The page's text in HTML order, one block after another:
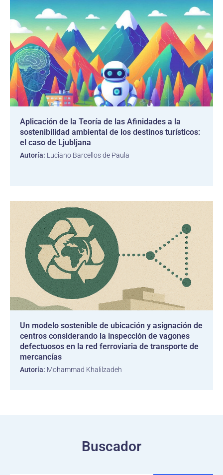
Aplicación de la Teoría de las Afinidades a la
sostenibilidad ambiental de los destinos turísticos:
el caso de Ljubljana
Autoría: Luciano Barcellos de Paula
Un modelo sostenible de ubicación y asignación de
centros considerando la inspección de vagones
defectuosos en la red ferroviaria de transporte de
mercancías
Autoría: Mohammad Khalilzadeh
Buscador